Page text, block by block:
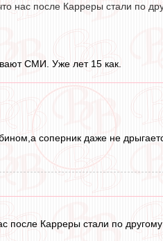
нас после Карреры стали по
СМИ. Уже лет 15 как.
соперник даже не
после Карреры стали по